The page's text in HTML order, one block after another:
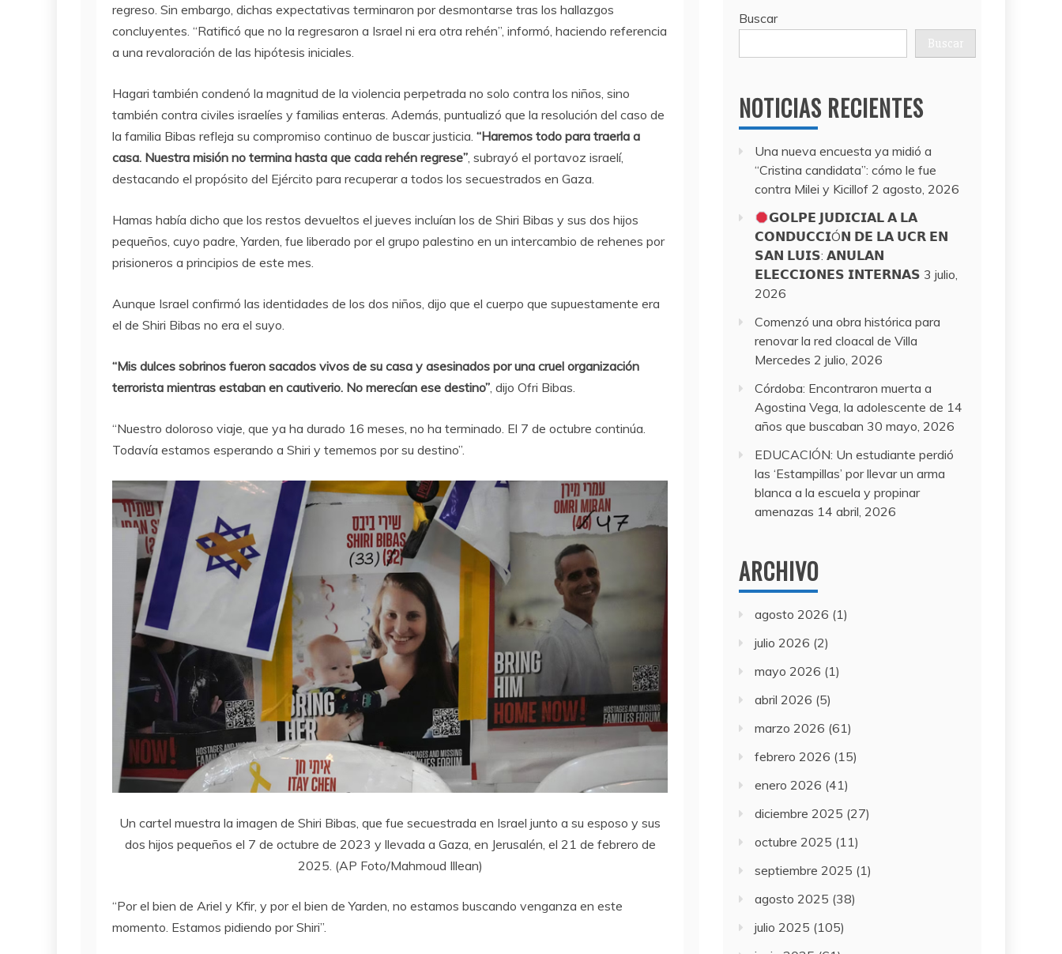
regreso. Sin embargo, dichas expectativas terminaron por desmontarse tras los hallazgos
concluyentes. “Ratificó que no la regresaron a Israel ni era otra rehén”, informó, haciendo referencia
a una revaloración de las hipótesis iniciales.
Hagari también condenó la magnitud de la violencia perpetrada no solo contra los niños, sino
también contra civiles israelíes y familias enteras. Además, puntualizó que la resolución del caso de
la familia Bibas refleja su compromiso continuo de buscar justicia. “Haremos todo para traerla a
casa. Nuestra misión no termina hasta que cada rehén regrese” , subrayó el portavoz israelí,
destacando el propósito del Ejército para recuperar a todos los secuestrados en Gaza.
Hamas había dicho que los restos devueltos el jueves incluían los de Shiri Bibas y sus dos hijos
pequeños, cuyo padre, Yarden, fue liberado por el grupo palestino en un intercambio de rehenes por
prisioneros a principios de este mes.
Aunque Israel confirmó las identidades de los dos niños, dijo que el cuerpo que supuestamente era
el de Shiri Bibas no era el suyo.
“Mis dulces sobrinos fueron sacados vivos de su casa y asesinados por una cruel organización
terrorista mientras estaban en cautiverio. No merecían ese destino” , dijo Ofri Bibas.
“Nuestro doloroso viaje, que ya ha durado 16 meses, no ha terminado. El 7 de octubre continúa.
Todavía estamos esperando a Shiri y tememos por su destino”.
Un cartel muestra la imagen de Shiri Bibas, que fue secuestrada en Israel junto a su esposo y sus
dos hijos pequeños el 7 de octubre de 2023 y llevada a Gaza, en Jerusalén, el 21 de febrero de
2025. (AP Foto/Mahmoud Illean)
“Por el bien de Ariel y Kfir, y por el bien de Yarden, no estamos buscando venganza en este
momento. Estamos pidiendo por Shiri”.
Buscar
Buscar
NOTICIAS RECIENTES
Una nueva encuesta ya midió a
“Cristina candidata”: cómo le fue
contra Milei y Kicillof 2 agosto, 2026
𝗚𝗢𝗟𝗣𝗘 𝗝𝗨𝗗𝗜𝗖𝗜𝗔𝗟 𝗔 𝗟𝗔
𝗖𝗢𝗡𝗗𝗨𝗖𝗖𝗜Ó𝗡 𝗗𝗘 𝗟𝗔 𝗨𝗖𝗥 𝗘𝗡
𝗦𝗔𝗡 𝗟𝗨𝗜𝗦: 𝗔𝗡𝗨𝗟𝗔𝗡
𝗘𝗟𝗘𝗖𝗖𝗜𝗢𝗡𝗘𝗦 𝗜𝗡𝗧𝗘𝗥𝗡𝗔𝗦 3 julio,
2026
Comenzó una obra histórica para
renovar la red cloacal de Villa
Mercedes 2 julio, 2026
Córdoba: Encontraron muerta a
Agostina Vega, la adolescente de 14
años que buscaban 30 mayo, 2026
EDUCACIÓN: Un estudiante perdió
las ‘Estampillas’ por llevar un arma
blanca a la escuela y propinar
amenazas 14 abril, 2026
ARCHIVO
agosto 2026 (1)
julio 2026 (2)
mayo 2026 (1)
abril 2026 (5)
marzo 2026 (61)
febrero 2026 (15)
enero 2026 (41)
diciembre 2025 (27)
octubre 2025 (11)
septiembre 2025 (1)
agosto 2025 (38)
julio 2025 (105)